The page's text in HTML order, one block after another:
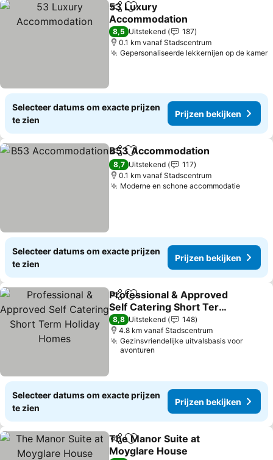
DelenToevoegen aan favorieten
53 Luxury
Accommodation
Prijzen bekijken
8,5 Uitstekend
187
0.1 km vanaf Stadscentrum
Gepersonaliseerde lekkernijen op de kamer
Selecteer datums om exacte prijzen
te zien
Prijzen bekijken
DelenToevoegen aan favorieten
B53 Accommodation
8,7 Uitstekend
117
0.1 km vanaf Stadscentrum
Moderne en schone accommodatie
Selecteer datums om exacte prijzen
te zien
Prijzen bekijken
DelenToevoegen aan favorieten
Professional & Approved
Self Catering Short Term
Holiday Homes
Prijzen bekijken
8,8 Uitstekend
148
4.8 km vanaf Stadscentrum
Gezinsvriendelijke uitvalsbasis voor
avonturen
Selecteer datums om exacte prijzen
te zien
Prijzen bekijken
DelenToevoegen aan favorieten
The Manor Suite at
Moyglare House